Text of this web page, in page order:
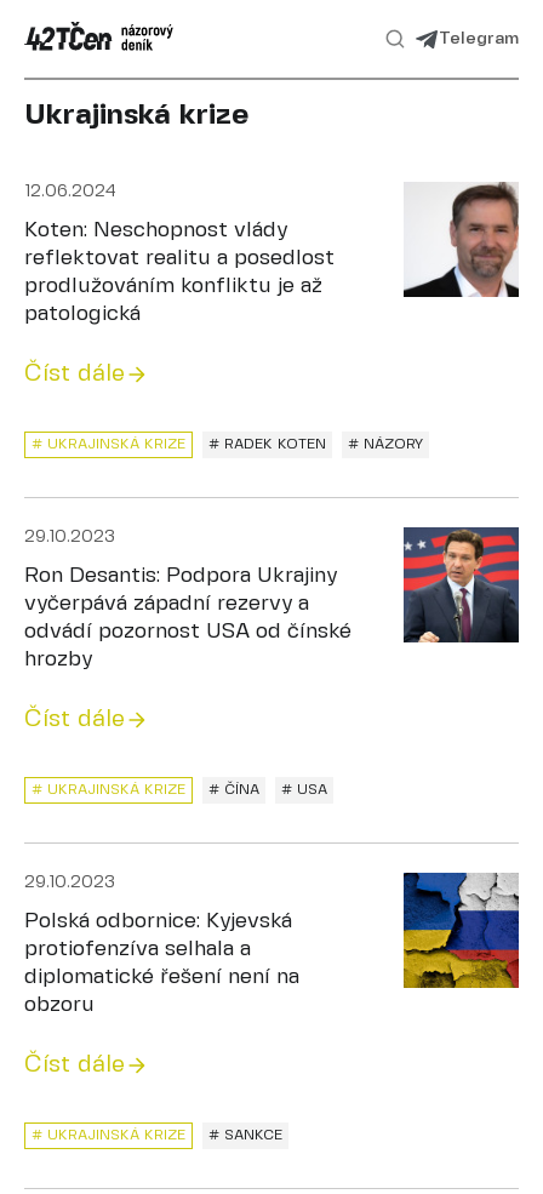
Telegram
Ukrajinská krize
12.06.2024
Koten: Neschopnost vlády
reflektovat realitu a posedlost
prodlužováním konfliktu je až
patologická
Číst dále
# UKRAJINSKÁ KRIZE # RADEK KOTEN # NÁZORY
29.10.2023
Ron Desantis: Podpora Ukrajiny
vyčerpává západní rezervy a
odvádí pozornost USA od čínské
hrozby
Číst dále
# UKRAJINSKÁ KRIZE # ČÍNA # USA
29.10.2023
Polská odbornice: Kyjevská
protiofenzíva selhala a
diplomatické řešení není na
obzoru
Číst dále
# SANKCE
# UKRAJINSKÁ KRIZE